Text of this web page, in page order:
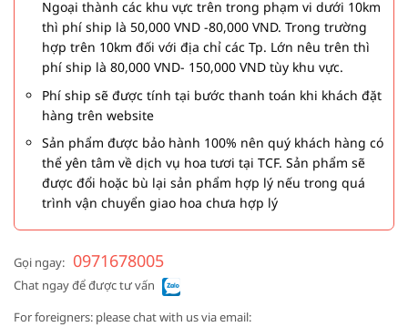
Ngoại thành các khu vực trên trong phạm vi dưới 10km
thì phí ship là 50,000 VND -80,000 VND. Trong trường
hợp trên 10km đối với địa chỉ các Tp. Lớn nêu trên thì
phí ship là 80,000 VND- 150,000 VND tùy khu vực.
Phí ship sẽ được tính tại bước thanh toán khi khách đặt
hàng trên website
Sản phẩm được bảo hành 100% nên quý khách hàng có
thể yên tâm về dịch vụ hoa tươi tại TCF. Sản phẩm sẽ
được đổi hoặc bù lại sản phẩm hợp lý nếu trong quá
trình vận chuyển giao hoa chưa hợp lý
Gọi ngay: 0971678005
Chat ngay để được tư vấn
For foreigners: please chat with us via email: